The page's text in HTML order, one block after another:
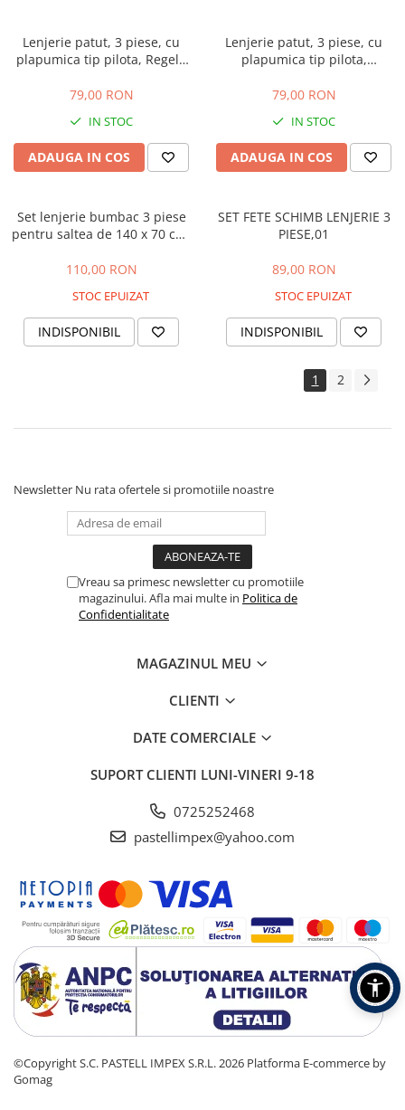
Lenjerie patut, 3 piese, cu
plapumica tip pilota, Regele
79,00 RON
IN STOC
ADAUGA IN COS
Lenjerie patut, 3 piese, cu
plapumica tip pilota,
79,00 RON
IN STOC
ADAUGA IN COS
Set lenjerie bumbac 3 piese
pentru saltea de 140 x 70 cm,
110,00 RON
STOC EPUIZAT
INDISPONIBIL
SET FETE SCHIMB LENJERIE 3
PIESE,01
89,00 RON
STOC EPUIZAT
INDISPONIBIL
1 2
Newsletter Nu rata ofertele si promotiile noastre
Vreau sa primesc newsletter cu promotiile
magazinului. Afla mai multe in Politica de
Confidentialitate
MAGAZINUL MEU
CLIENTI
DATE COMERCIALE
SUPORT CLIENTI LUNI-VINERI 9-18
0725252468
pastellimpex@yahoo.com
©Copyright S.C. PASTELL IMPEX S.R.L. 2026 Platforma E-commerce by
Gomag